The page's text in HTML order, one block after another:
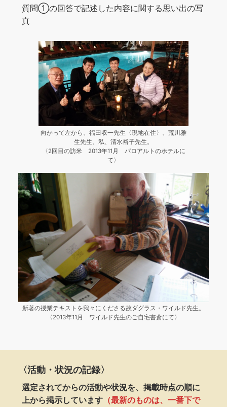
質問①の回答で記述した内容に関する思い出の写
真
向かって左から、福田収一先生〈現地在住〉、荒川雅
生先生、私、清水裕子先生。
〈2回目の訪米 2013年11月 パロアルトのホテルに
て〉
新著の授業テキストを我々にくださる故ダグラス・ワイルド先生。
〈2013年11月 ワイルド先生のご自宅書斎にて〉
〈活動・状況の記録〉
選定されてからの活動や状況を、掲載時点の順に
上から掲示しています （最新のものは、一番下で